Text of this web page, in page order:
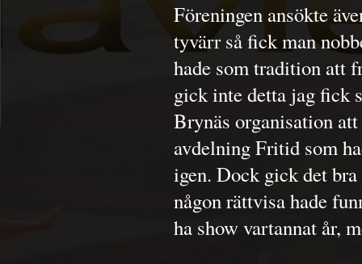
Föreningen ansökte
tyvärr så fick man
hade som tradition att
gick inte detta jag fick
Brynäs organisation
avdelning Fritid som
igen. Dock gick det
någon rättvisa hade
ha show vartannat år,